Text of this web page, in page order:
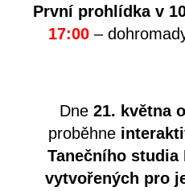
První prohlídka v
17:00–
Dne 21. května
proběhne
Tanečního
vytvořených pro